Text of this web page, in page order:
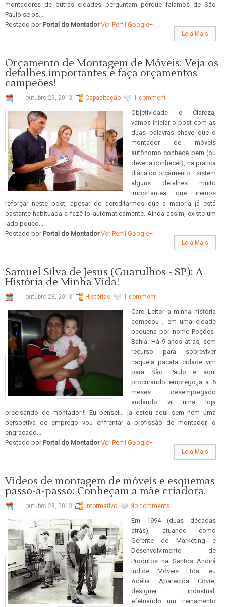
montadores de outras cidades perguntam porque falamos de São
Paulo se os...
Postado por Portal do Montador Ver Perfil Google+
Leia Mais
Orçamento de Montagem de Móveis: Veja os
detalhes importantes e faça orçamentos
campeões!
outubro 29, 2013 Capacitação 1 comment
Objetividade e Clareza,
vamos iniciar o post com as
duas palavras chave que o
montador de móveis
autônomo conhece bem (ou
deveria conhecer), na prática
diária do orçamento. Existem
alguns detalhes muito
importantes que iremos
reforçar neste post, apesar de acreditarmos que a maioria já está
bastante habituada a fazê-lo automaticamente. Ainda assim, existe um
lado pouco...
Postado por Portal do Montador Ver Perfil Google+
Leia Mais
Samuel Silva de Jesus (Guarulhos - SP): A
História de Minha Vida!
outubro 28, 2013 Histórias 1 comment
Caro Leitor a minha história
começou , em uma cidade
pequena por nome Poções-
Bahia. Há 9 anos atrás, sem
recurso para sobreviver
naquela pacata cidade vim
para São Paulo e aqui
procurando emprego,ja a 6
meses desempregado
andando vi uma loja
precisando de montador!!! Eu pensei... ja estou aqui sem nem uma
perspetiva de emprego vou enfrentar a profissão de montador, o
engraçado...
Postado por Portal do Montador Ver Perfil Google+
Leia Mais
Videos de montagem de móveis e esquemas
passo-a-passo: Conheçam a mãe criadora.
outubro 28, 2013 Informativo No comments
Em 1994 (duas décadas
atrás), atuando como
Gerente de Marketing e
Desenvolvimento de
Produtos na Santos Andirá
Ind.de Móveis Ltda, eu
Adélia Aparecida Covre,
designer industrial,
efetuando um treinamento